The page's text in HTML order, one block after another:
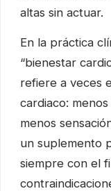
altas sin actuar.
En la práctica
“bienestar
refiere a veces
cardiaco:
menos
un suplemento
siempre con el